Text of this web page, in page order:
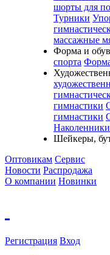
шорты для
Турники
массажные
Форма и
спорта
гимнастики
гимнастики
Наколенники
Шейкеры,
Оптовикам Сервис
Новости Распродажа
О компании Новинки
Регистрация Вход